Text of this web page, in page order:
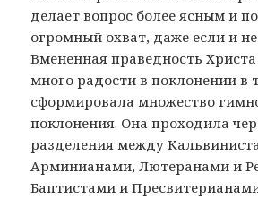
делает вопрос более ясным и
огромный охват, даже если и
Вмененная праведность
много радости в поклонении в
сформировала множество
поклонения. Она проходила
разделения между
Арминианами, Лютеранами и
Баптистами и